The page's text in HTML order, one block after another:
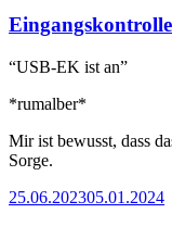
“USB-EK ist an”
*rumalber*
Mir ist bewusst, dass
Sorge.
Posted
25.06.202305.01.2024